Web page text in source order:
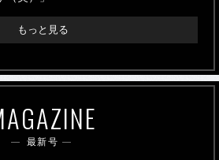
もっと見る
最新号